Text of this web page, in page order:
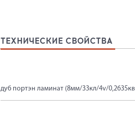
ТЕХНИЧЕСКИЕ СВОЙСТВА
дуб портэн ламинат (8мм/33кл/4v/